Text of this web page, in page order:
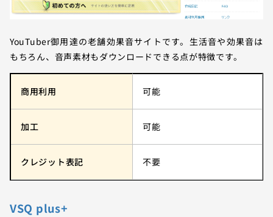
YouTuber御用達の老舗効果音サイトです。生活音や効果音は
もちろん、音声素材もダウンロードできる点が特徴です。
商用利用 可能
加工 可能
クレジット表記 不要
VSQ plus+